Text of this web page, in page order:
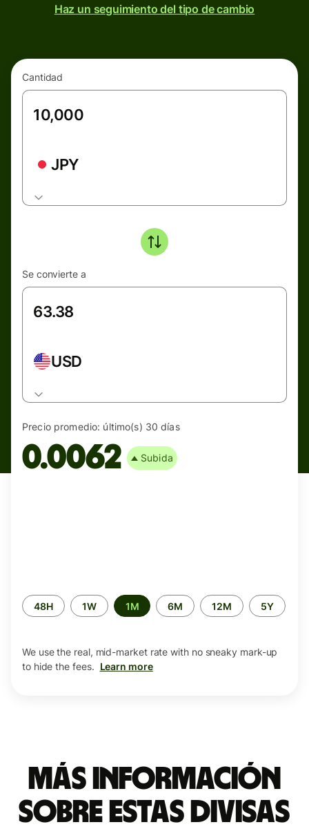
Haz un seguimiento del tipo de cambio
Cantidad
JPY
Se convierte a
USD
Precio promedio: último(s) 30 días
0.0062 Subida
Time
period
48H 1W 1M 6M 12M 5Y
We use the real, mid-market rate with no sneaky mark-up
to hide the fees. Learn more
Más información
sobre estas divisas